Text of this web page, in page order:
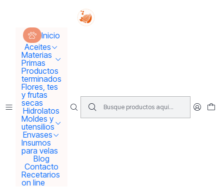
Inicio
Aceites
Materias
Primas
Productos
terminados
Flores, tes
y frutas
secas
Hidrolatos
Moldes y
utensilios
Envases
Insumos
para velas
Blog
Contacto
Recetarios
on line
Tus sueños se concretan aquí !!!
Alcohol 96° 5 Destilaciones para perfumería fina.